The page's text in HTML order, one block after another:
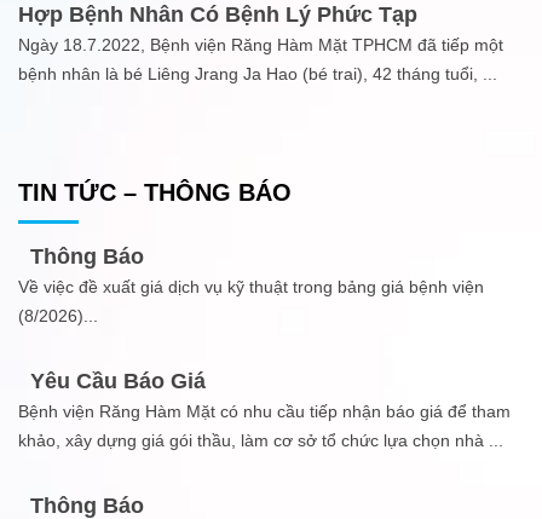
Hợp Bệnh Nhân Có Bệnh Lý Phức Tạp
Ngày 18.7.2022, Bệnh viện Răng Hàm Mặt TPHCM đã tiếp một
bệnh nhân là bé Liêng Jrang Ja Hao (bé trai), 42 tháng tuổi,
TIN TỨC – THÔNG BÁO
Thông Báo
Về việc đề xuất giá dịch vụ kỹ thuật trong bảng giá bệnh viện
(8/2026)
Yêu Cầu Báo Giá
Bệnh viện Răng Hàm Mặt có nhu cầu tiếp nhận báo giá để tham
khảo, xây dựng giá gói thầu, làm cơ sở tổ chức lựa chọn nhà
Thông Báo